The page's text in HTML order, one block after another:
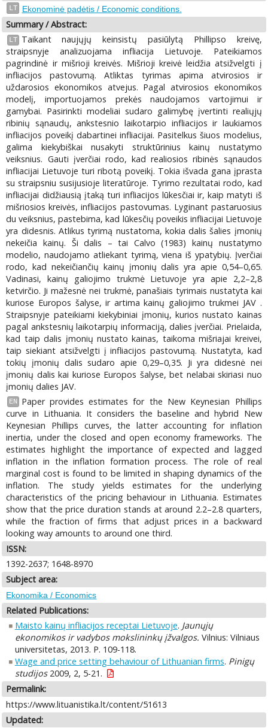
LT Ekonominė padėtis / Economic conditions.
Summary / Abstract:
LT
Taikant naujųjų keinsistų pasiūlytą Phillipso kreivę,
straipsnyje analizuojama infliacija Lietuvoje. Pateikiamos
pagrindinė ir mišrioji kreivės. Mišrioji kreivė leidžia atsižvelgti į
infliacijos pastovumą. Atliktas tyrimas apima atvirosios ir
uždarosios ekonomikos atvejus. Pagal atvirosios ekonomikos
modelį, importuojamos prekės naudojamos vartojimui ir
gamybai. Pasirinkti modeliai sudaro galimybę įvertinti realiųjų
ribinių sąnaudų, ankstesnio laikotarpio infliacijos ir laukiamos
infliacijos poveikį dabartinei infliacijai. Pasitelkus šiuos modelius,
galima kiekybiškai nusakyti struktūrinius kainų nustatymo
veiksnius. Gauti įverčiai rodo, kad realiosios ribinės sąnaudos
infliacijai Lietuvoje turi ribotą poveikį. Tokia išvada gana įprasta
su straipsniu susijusioje literatūroje. Tyrimo rezultatai rodo, kad
infliacijai didžiausią įtaką turi infliacijos lūkesčiai ir, kaip matyti iš
mišriosios kreivės, infliacijos pastovumas. Lyginant pastaruosius
du veiksnius, pastebima, kad lūkesčių poveikis infliacijai Lietuvoje
yra didesnis. Atlikus tyrimą nustatoma, kokia dalis šalies įmonių
nekeičia kainų. Ši dalis – tai Calvo (1983) kainų nustatymo
modelio, naudojamo atliekant tyrimą, viena iš ypatybių. Įverčiai
rodo, kad nekeičiančių kainų įmonių dalis yra apie 0,54–0,65.
Vadinasi, kainų galiojimo trukmė Lietuvoje yra apie 2,2–2,8
ketvirčio. Ji mažesnė nei trukmė, panašiais tyrimais nustatyta kai
kuriose Europos šalyse, ir artima kainų galiojimo trukmei JAV .
Straipsnyje pateikiami kiekybiniai įmonių, kurios nustato kainas
pagal ankstesnių laikotarpių informaciją, dalies įverčiai. Prielaida,
kad taip dalis įmonių nustato kainas, taikoma mišriajai kreivei,
taip siekiant atsižvelgti į infliacijos pastovumą. Nustatyta, kad
tokių įmonių dalis sudaro apie 0,29–0,35. Ji yra didesnė nei
įmonių dalis kai kuriose Europos šalyse, bet nelabai skiriasi nuo
įmonių dalies JAV.
EN
Paper provides estimates for the New Keynesian Phillips
curve in Lithuania. It considers the baseline and hybrid New
Keynesian Phillips curves, the latter accounting for inflation
inertia, under the closed and open economy frameworks. The
estimates highlight the importance of expected and lagged
inflation in the inflation formation process. The role of real
marginal cost is found to be limited in shaping dynamics of the
inflation. The study yields estimates for the underlying
characteristics of the pricing behaviour in Lithuania. Estimates
show that the price duration stands at around 2.2–2.8 quarters,
while the fraction of firms that adjust prices in a backward
looking way amounts to around one third.
ISSN:
1392-2637; 1648-8970
Subject area:
Ekonomika / Economics
Related Publications:
Maisto kainų infliacijos receptai Lietuvoje. Jaunųjų
ekonomikos ir vadybos mokslininkų įžvalgos. Vilnius: Vilniaus
universitetas, 2013. P. 109-118.
Wage and price setting behaviour of Lithuanian firms. Pinigų
studijos2009, 2, 5-21.
Permalink:
https://www.lituanistika.lt/content/51613
Updated: